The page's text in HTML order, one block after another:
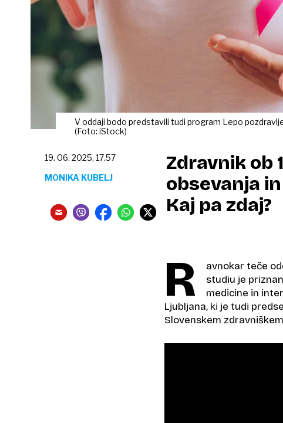
V oddaji bodo predstavili tudi program Lepo
(Foto: iStock)
Zdravnik ob
obsevanja
Kaj pa zdaj?
19. 06. 2025, 17.57
MONIKA KUBELJ
R
avnokar teče
studiu je
medicine in
Ljubljana, ki je tudi
Slovenskem